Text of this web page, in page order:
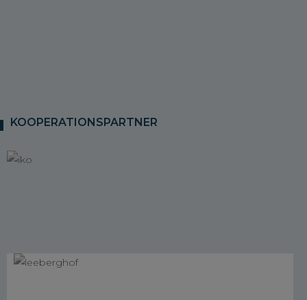
KOOPERATIONSPARTNER